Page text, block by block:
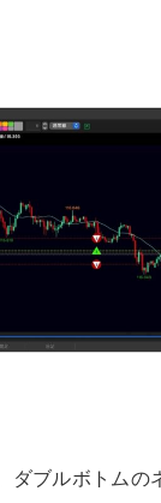
ダブルボトムの